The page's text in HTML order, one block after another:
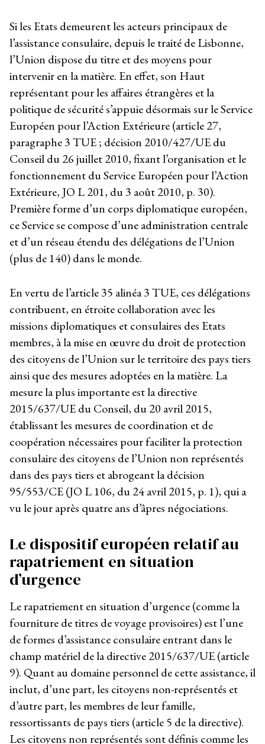
Si les Etats demeurent les acteurs principaux de
l’assistance consulaire, depuis le traité de Lisbonne,
l’Union dispose du titre et des moyens pour
intervenir en la matière. En effet, son Haut
représentant pour les affaires étrangères et la
politique de sécurité s’appuie désormais sur le Service
Européen pour l’Action Extérieure (article 27,
paragraphe 3 TUE ; décision 2010/427/UE du
Conseil du 26 juillet 2010, fixant l’organisation et le
fonctionnement du Service Européen pour l’Action
Extérieure, JO L 201, du 3 août 2010, p. 30).
Première forme d’un corps diplomatique européen,
ce Service se compose d’une administration centrale
et d’un réseau étendu des délégations de l’Union
(plus de 140) dans le monde.
En vertu de l’article 35 alinéa 3 TUE, ces délégations
contribuent, en étroite collaboration avec les
missions diplomatiques et consulaires des Etats
membres, à la mise en œuvre du droit de protection
des citoyens de l’Union sur le territoire des pays tiers
ainsi que des mesures adoptées en la matière. La
mesure la plus importante est la directive
2015/637/UE du Conseil, du 20 avril 2015,
établissant les mesures de coordination et de
coopération nécessaires pour faciliter la protection
consulaire des citoyens de l’Union non représentés
dans des pays tiers et abrogeant la décision
95/553/CE (JO L 106, du 24 avril 2015, p. 1), qui a
vu le jour après quatre ans d’âpres négociations.
Le dispositif européen relatif au
rapatriement en situation
d’urgence
Le rapatriement en situation d’urgence (comme la
fourniture de titres de voyage provisoires) est l’une
de formes d’assistance consulaire entrant dans le
champ matériel de la directive 2015/637/UE (article
9). Quant au domaine personnel de cette assistance, il
inclut, d’une part, les citoyens non-représentés et
d’autre part, les membres de leur famille,
ressortissants de pays tiers (article 5 de la directive).
Les citoyens non représentés sont définis comme les